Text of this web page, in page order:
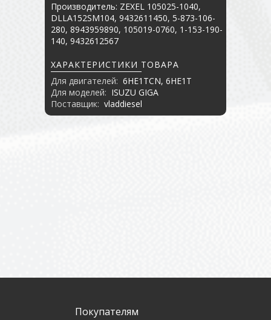
Производитель: ZEXEL 105025-1040,
DLLA152SM104, 9432611450, 5-873-106-
280, 8943959890, 105019-0760, 1-153-190-
140, 9432612567
ХАРАКТЕРИСТИКИ ТОВАРА
Для двигателей: 6HE1TCN, 6HE1T
Для моделей: ISUZU GIGA
Поставщик: vladdiesel
Покупателям